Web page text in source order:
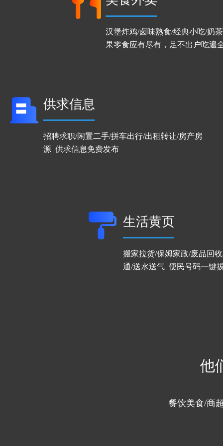
汉堡炸鸡/卤味熟食/经典小吃/奶
果零食应有尽有，足不出户吃遍
供求信息
招聘求职/闲置二手/拼车出行/出租转让/房产房
源  供求信息免费发布
生活黄页
搬家拉货/保姆家政/废品回
通/送水送气  便民号码一键
他
餐饮美食/商